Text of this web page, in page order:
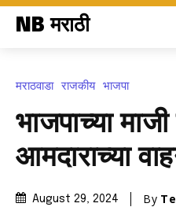
NB मराठी
मराठवाडा राजकीय भाजपा
भाजपाच्या
आमदाराच्या
August 29, 2024 By